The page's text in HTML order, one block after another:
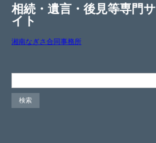
相続・遺言・後見等専門サ
イト
湘南なぎさ合同事務所
検索: